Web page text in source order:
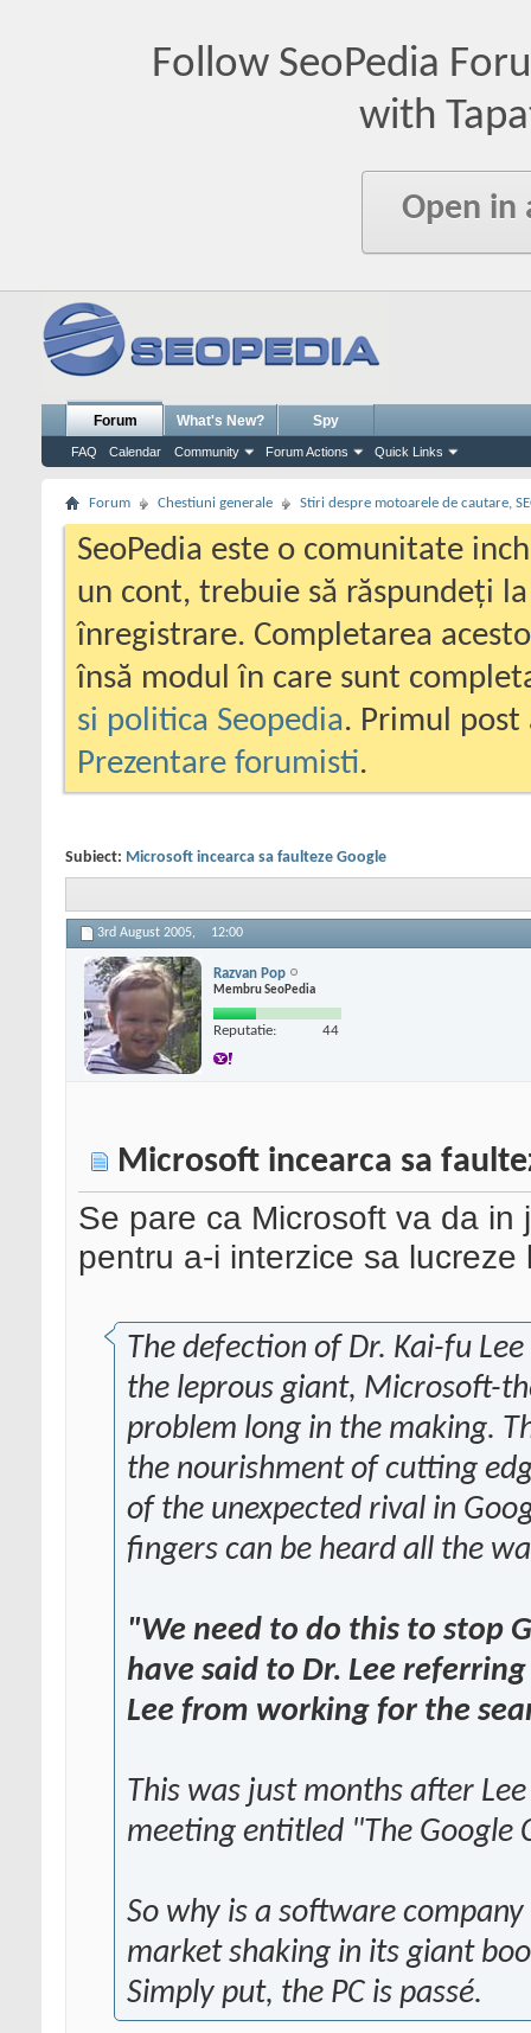
Follow SeoPedia
with
Open in
Forum
FAQ Calendar Community Forum Actions Quick Links
What's New? Spy
Forum Chestiuni generale Stiri despre motoarele de cautare,
SeoPedia este o comunitate
un cont, trebuie să răspundeți
înregistrare. Completarea
însă modul în care sunt
si politica Seopedia. Primul
Prezentare forumisti.
Subiect: Microsoft incearca sa faulteze Google
3rd August 2005, 12:00
Razvan Pop
Membru SeoPedia
Reputatie: 44
Microsoft incearca sa
Se pare ca Microsoft va da
pentru a-i interzice sa lucreze
The defection of Dr. Kai-fu
the leprous giant, Microsoft-
problem long in the making.
the nourishment of cutting
of the unexpected rival in
fingers can be heard all the
"We need to do this to stop
have said to Dr. Lee
Lee from working for the
This was just months after
meeting entitled "The Google
So why is a software
market shaking in its giant
Simply put, the PC is passé.